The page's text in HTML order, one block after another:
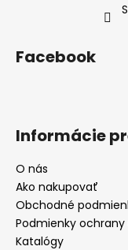
Facebook
Informácie
O nás
Ako nakupovať
Obchodné
Podmienky
Katalógy